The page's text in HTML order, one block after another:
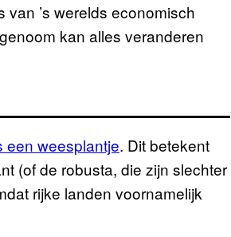
’s werelds economisch
kan alles veranderen
een weesplantje. Dit betekent
(of de robusta, die zijn slechter
rijke landen voornamelijk